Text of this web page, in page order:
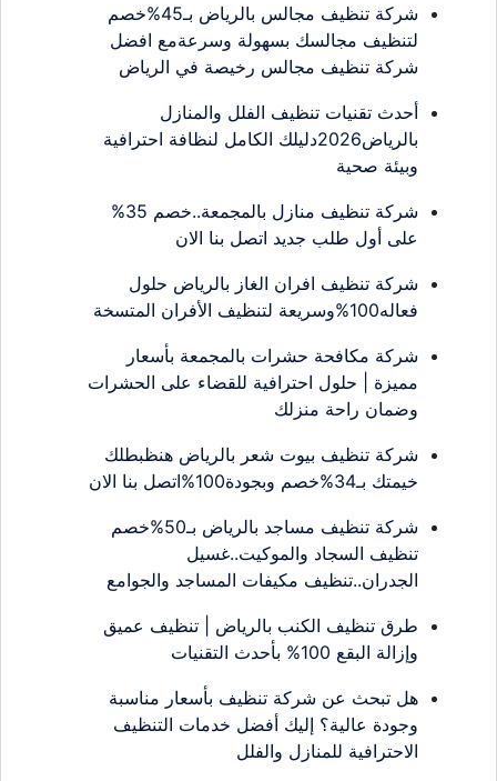
شركة تنظيف مجالس بالرياض بـ45%خصم
لتنظيف مجالسك بسهولة وسرعةمع افضل
شركة تنظيف مجالس رخيصة في الرياض
أحدث تقنيات تنظيف الفلل والمنازل
بالرياض2026دليلك الكامل لنظافة احترافية
وبيئة صحية
شركة تنظيف منازل بالمجمعة..خصم 35%
على أول طلب جديد اتصل بنا الان
شركة تنظيف افران الغاز بالرياض حلول
فعاله100%وسريعة لتنظيف الأفران المتسخة
شركة مكافحة حشرات بالمجمعة بأسعار
مميزة | حلول احترافية للقضاء على الحشرات
وضمان راحة منزلك
شركة تنظيف بيوت شعر بالرياض هنظبطلك
خيمتك بـ34%خصم وبجودة100%اتصل بنا الان
شركة تنظيف مساجد بالرياض بـ50%خصم
تنظيف السجاد والموكيت..غسيل
الجدران..تنظيف مكيفات المساجد والجوامع
طرق تنظيف الكنب بالرياض | تنظيف عميق
وإزالة البقع 100% بأحدث التقنيات
هل تبحث عن شركة تنظيف بأسعار مناسبة
وجودة عالية؟ إليك أفضل خدمات التنظيف
الاحترافية للمنازل والفلل